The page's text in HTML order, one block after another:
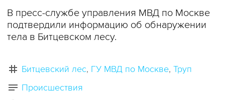
В пресс-службе управления МВД по Москве
подтвердили информацию об обнаружении
тела в Битцевском лесу.
Битцевский лес ГУ МВД по Москве Труп
Происшествия